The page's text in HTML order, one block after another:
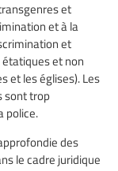
et
et à la
et
et non
et les églises). Les
sont trop
police.
des
le cadre juridique